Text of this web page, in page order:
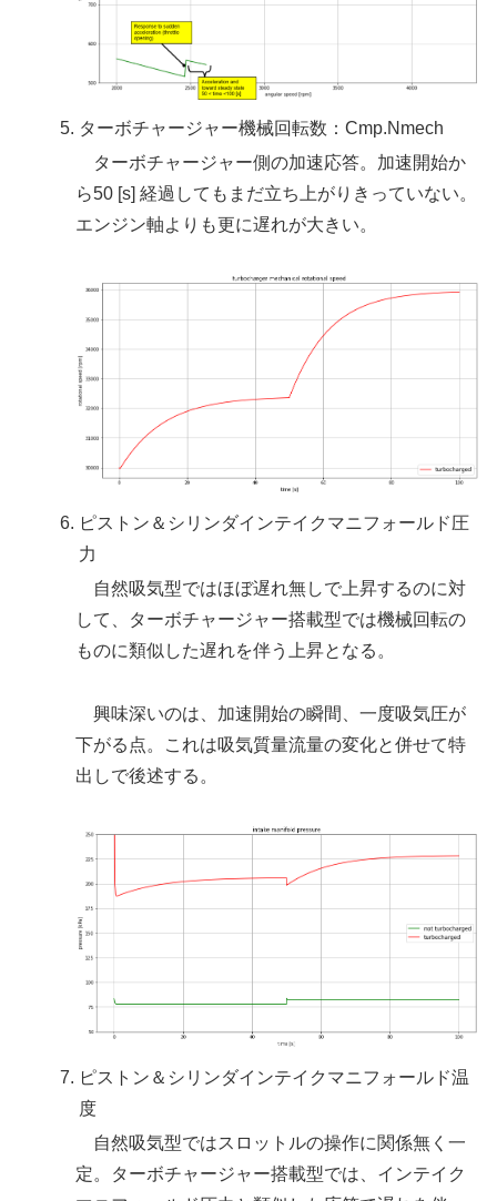
ターボチャージャー機械回転数：Cmp.Nmech
ターボチャージャー側の加速応答。加速開始か
ら50 [s] 経過してもまだ立ち上がりきっていない。
エンジン軸よりも更に遅れが大きい。
ピストン＆シリンダインテイクマニフォールド圧
力
自然吸気型ではほぼ遅れ無しで上昇するのに対
して、ターボチャージャー搭載型では機械回転の
ものに類似した遅れを伴う上昇となる。
興味深いのは、加速開始の瞬間、一度吸気圧が
下がる点。これは吸気質量流量の変化と併せて特
出しで後述する。
ピストン＆シリンダインテイクマニフォールド温
度
自然吸気型ではスロットルの操作に関係無く一
定。ターボチャージャー搭載型では、インテイク